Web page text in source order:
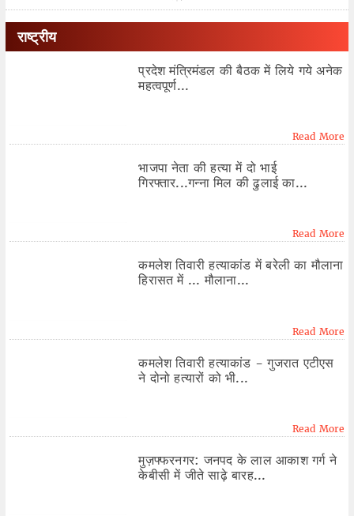
राष्ट्रीय
प्रदेश मंत्रिमंडल की बैठक में लिये गये अनेक
महत्वपूर्ण...
Read More
भाजपा नेता की हत्या में दो भाई
गिरफ्तार...गन्ना मिल की ढुलाई का...
Read More
कमलेश तिवारी हत्याकांड में बरेली का मौलाना
हिरासत में ... मौलाना...
Read More
कमलेश तिवारी हत्याकांड - गुजरात एटीएस
ने दोनो हत्यारों को भी...
Read More
मुज़फ्फरनगर: जनपद के लाल आकाश गर्ग ने
केबीसी में जीते साढ़े बारह...